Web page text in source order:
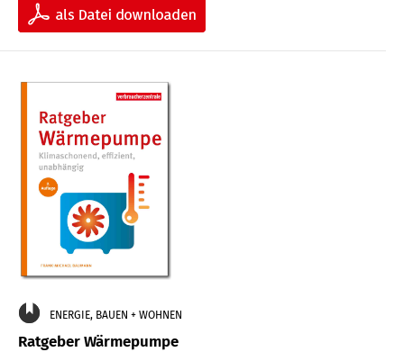
ENERGIE, BAUEN + WOHNEN
Ratgeber Wärmepumpe